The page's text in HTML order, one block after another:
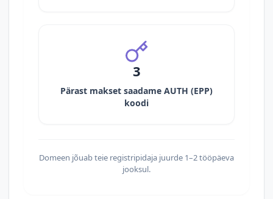
3
Pärast makset saadame AUTH (EPP)
koodi
Domeen jõuab teie registripidaja juurde 1–2 tööpäeva
jooksul.